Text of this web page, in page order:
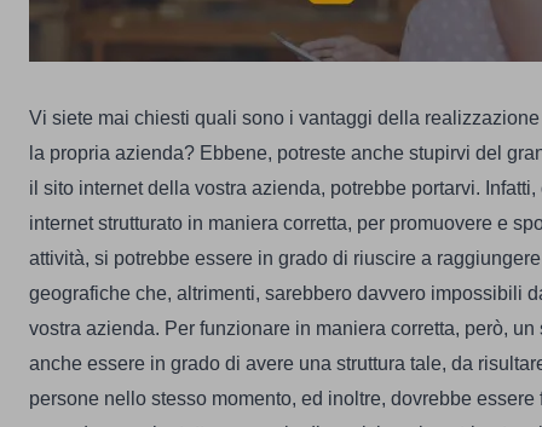
Vi siete mai chiesti quali sono i vantaggi della
la propria azienda? Ebbene, potreste anche stupirvi del
il sito internet della vostra azienda, potrebbe portarvi.
internet strutturato in maniera corretta, per promuovere e
attività, si potrebbe essere in grado di riuscire a
geografiche che, altrimenti, sarebbero davvero impossibili
vostra azienda. Per funzionare in maniera corretta, però,
anche essere in grado di avere una struttura tale, da
persone nello stesso momento, ed inoltre, dovrebbe essere